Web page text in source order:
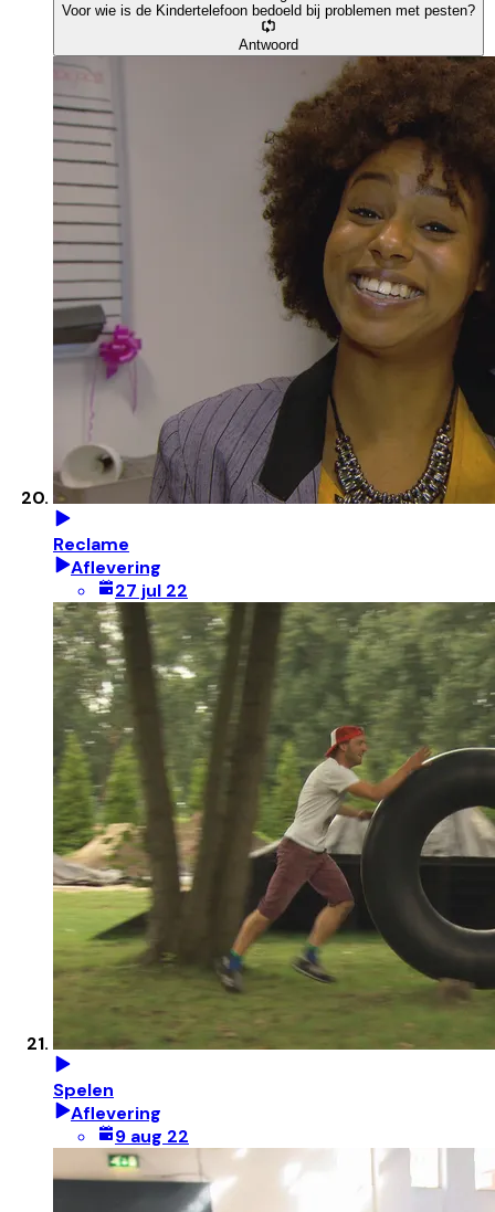
Voor wie is de Kindertelefoon bedoeld bij problemen met pesten?
Antwoord
Reclame
Aflevering
27 jul 22
Spelen
Aflevering
9 aug 22